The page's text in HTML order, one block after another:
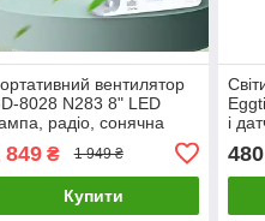
вентилятор
8028 N283 8" LED
радіо, сонячна
(2 швидкості)
849₴ 1 949 ₴
Купити
і
480